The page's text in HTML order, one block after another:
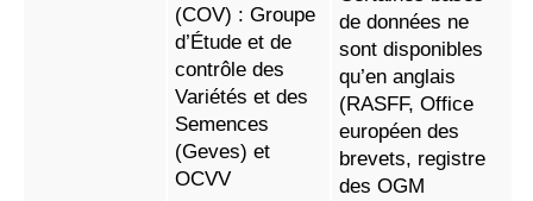
(COV) : Groupe
d’Étude et de
contrôle des
Variétés et des
Semences
(Geves) et
OCVV
de données ne
sont disponibles
qu’en anglais
(RASFF, Office
européen des
brevets, registre
des OGM